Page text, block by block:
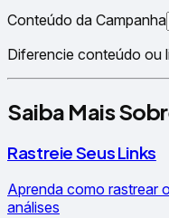
Conteúdo da Campanha
Diferencie conteúdo ou
Saiba Mais
Rastreie Seus Links
Aprenda como rastrear
análises